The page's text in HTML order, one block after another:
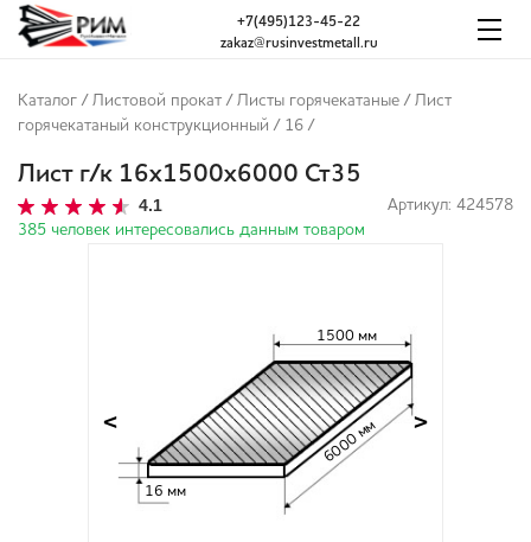
zakaz@rusinvestmetall.ru
+7(495)123-45-22
Каталог / Листовой прокат / Листы горячекатаные / Лист
горячекатаный конструкционный / 16 /
Лист г/к 16х1500х6000 Ст35
4.1
Артикул: 424578
385 человек интересовались данным товаром
1500 мм
6000 мм
16 мм
< >